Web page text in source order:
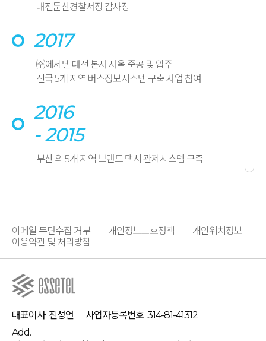
· 대전둔산경찰서장 감사장
2017
· ㈜에세텔 대전 본사 사옥 준공 및 입주
· 전국 5개 지역 버스정보시스템 구축 사업 참여
2016
- 2015
· 부산 외 5개 지역 브랜드 택시 관제시스템 구축
· 경남권역 UTIS 브랜드 택시 단말 관제시스템 구축
· 경남권역 2개 지역 브랜드 택시 관제시스템 구축
· 현대엔지니어링 출퇴근 버스관제시스템 구축 사업 참여
· 금호고속 고속버스 관제시스템 구축 사업 참여
2013
· 강원도 정선, 경기도 구리, 공주, 세종, 울산 등 브랜드콜
이메일 무단수집 거부 개인정보보호정책
개인위치정보
이용약관 및 처리방침
대표이사 진성언 사업자등록번호 314-81-41312
Add.